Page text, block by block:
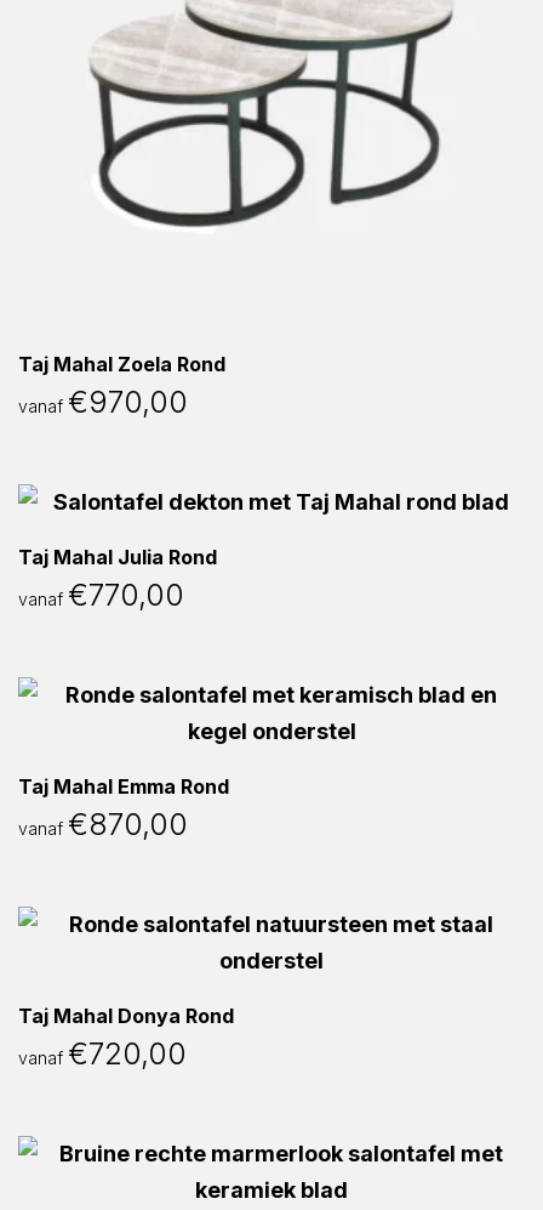
Taj Mahal Zoela Rond
vanaf €970,00
Taj Mahal Julia Rond
vanaf €770,00
Taj Mahal Emma Rond
vanaf €870,00
Taj Mahal Donya Rond
vanaf €720,00